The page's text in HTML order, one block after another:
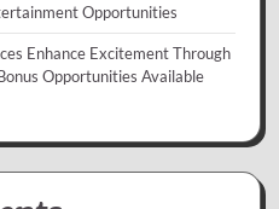
Opportunities
Enhance Excitement Through
Opportunities Available